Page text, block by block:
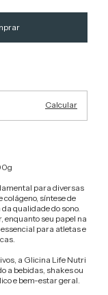
Calcular
para diversas
síntese de
qualidade do sono.
enquanto seu papel na
para atletas e
a Glicina Life Nutri
a bebidas, shakes ou
e bem-estar geral.